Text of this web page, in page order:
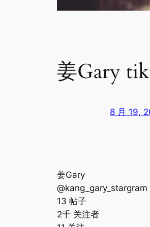
姜Gary
8 月 19,
姜Gary
@kang_gary_stargram
13 帖子
2千 关注者